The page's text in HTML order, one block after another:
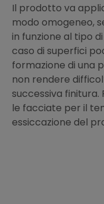
Il prodotto va
modo omogeneo,
in funzione al tipo
caso di superfici
formazione di una
non rendere
successiva
le facciate per il
essiccazione del